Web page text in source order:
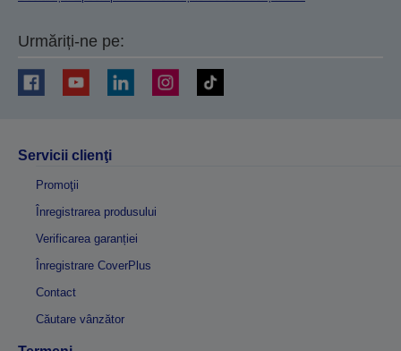
Urmăriți-ne pe:
Servicii clienţi
Promoţii
Înregistrarea produsului
Verificarea garanției
Înregistrare CoverPlus
Contact
Căutare vânzător